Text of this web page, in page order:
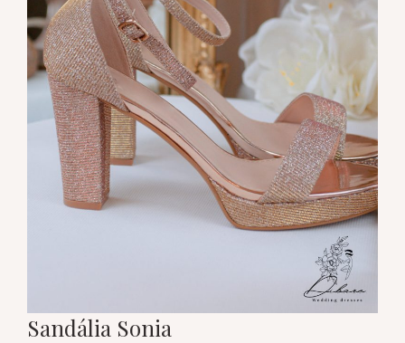
Sandália Sonia